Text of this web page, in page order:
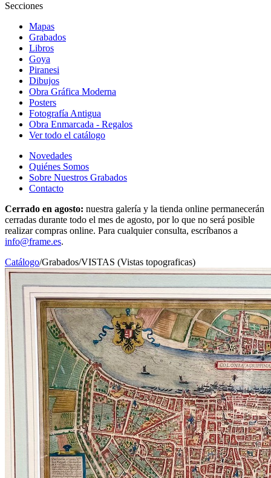
Secciones
Mapas
Grabados
Libros
Goya
Piranesi
Dibujos
Obra Gráfica Moderna
Posters
Fotografía Antigua
Obra Enmarcada - Regalos
Ver todo el catálogo
Novedades
Quiénes Somos
Sobre Nuestros Grabados
Contacto
Cerrado en agosto: nuestra galería y la tienda online permanecerán
cerradas durante todo el mes de agosto, por lo que no será posible
realizar compras online. Para cualquier consulta, escríbanos a
info@frame.es.
Catálogo/Grabados/VISTAS (Vistas topograficas)